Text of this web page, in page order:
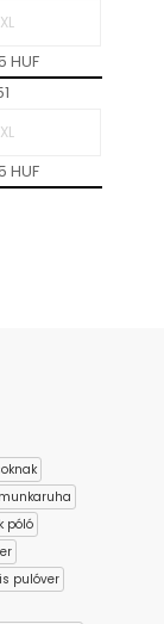
HUF
HUF
munkaruha
póló
pulóver